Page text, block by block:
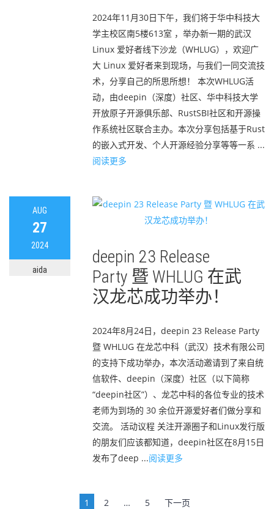
2024年11月30日下午，我们将于华中科技大
学主校区南5楼613室 ，举办新一期的武汉
Linux 爱好者线下沙龙（WHLUG），欢迎广
大 Linux 爱好者来到现场，与我们一同交流技
术，分享自己的所思所想！ 本次WHLUG活
动，由deepin（深度）社区、华中科技大学
开放原子开源俱乐部、RustSBI社区和开源操
作系统社区联合主办。本次分享包括基于Rust
的嵌入式开发、个人开源经验分享等等一系 ...
阅读更多
AUG
27
2024
aida
deepin 23 Release
Party 暨 WHLUG 在武
汉龙芯成功举办！
2024年8月24日，deepin 23 Release Party
暨 WHLUG 在龙芯中科（武汉）技术有限公司
的支持下成功举办，本次活动邀请到了来自统
信软件、deepin（深度）社区（以下简称
“deepin社区”）、龙芯中科的各位专业的技术
老师为到场的 30 余位开源爱好者们做分享和
交流。 活动议程 关注开源圈子和Linux发行版
的朋友们应该都知道，deepin社区在8月15日
发布了deep ...阅读更多
1 2 … 5 下一页